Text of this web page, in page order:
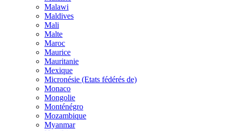
Malawi
Maldives
Mali
Malte
Maroc
Maurice
Mauritanie
Mexique
Micronésie (Etats fédérés de)
Monaco
Mongolie
Monténégro
Mozambique
Myanmar